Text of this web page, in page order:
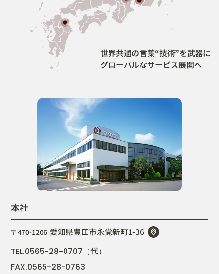
世界共通の言葉“技術”を武器に
グローバルなサービス展開へ
本社
〒470-1206 愛知県豊田市永覚新町1-36
TEL.0565-28-0707（代）
FAX.0565-28-0763